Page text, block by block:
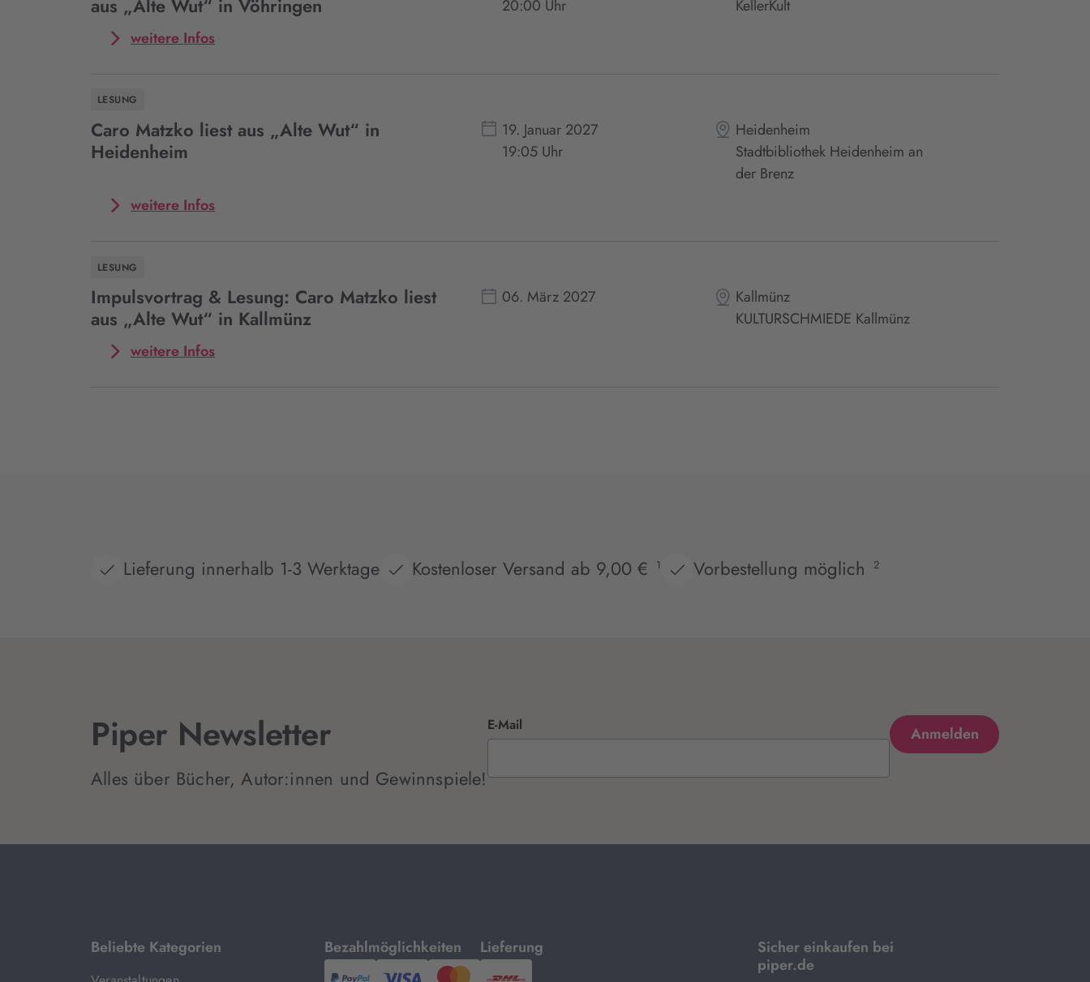
Kulturwochen
Schwarzenfeld
Matzko
Traunstein
aus „Alte Wut“ in Vöhringen
20:00 Uhr
KellerKult
weitere InfosMehr
Lesung:
„Alte
LESUNG
Caro Matzko liest aus „Alte Wut“ in
Heidenheim
19. Januar 2027
19:05 Uhr
Heidenheim
Stadtbibliothek Heidenheim an
der Brenz
weitere InfosMehr
liest
aus
„Alte
LESUNG
Impulsvortrag & Lesung: Caro Matzko liest
aus „Alte Wut“ in Kallmünz
06. März 2027
Kallmünz
KULTURSCHMIEDE Kallmünz
weitere InfosMehr
in
Kallmünz
Lieferung innerhalb 1-3 Werktage Kostenloser Versand ab 9,00 € 1 Vorbestellung möglich 2
Piper Newsletter
Alles über Bücher, Autor:innen und Gewinnspiele!
E-Mail
Beliebte Kategorien Bezahlmöglichkeiten
mit
Lieferung
mit
Sicher einkaufen bei
piper.de